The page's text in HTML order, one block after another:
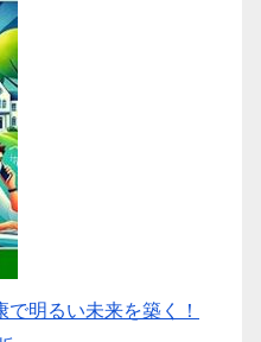
明るい未来を築く！